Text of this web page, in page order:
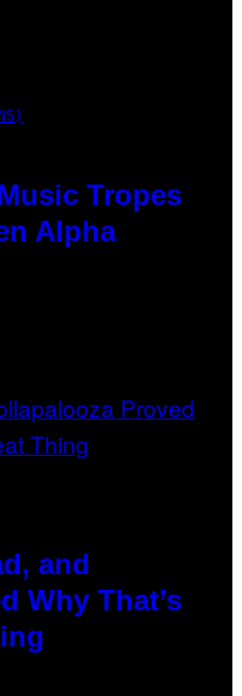
Tropes
Alpha
and
Why That’s